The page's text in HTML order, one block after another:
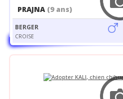
PRAJNA (9 ans)
BERGER
CROISE